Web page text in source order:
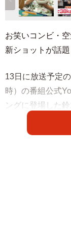
お笑いコンビ・
新ショットが話題
13日に放送予定
時）の番組公式
ングに登場した
トに成功」と紹
した。鈴木もぐ